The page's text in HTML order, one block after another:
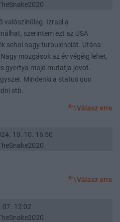
valószínűleg. Izrael a
szerintem ezt az USA
sehol nagy turbulenciát. Utána
mozgások az év végéig lehet,
gyertya majd mutatja jovot.
Mindenki a status quo
stb.
Válasz erre
10. 10. 16:50
Válasz erre
07. 12:02